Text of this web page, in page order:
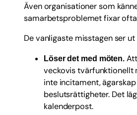
Även organisationer som
samarbetsproblemet fixar ofta
De vanligaste misstagen ser ut
Löser det med möten.
veckovis tvärfunktionellt
inte incitament,
beslutsrättigheter. Det
kalenderpost.